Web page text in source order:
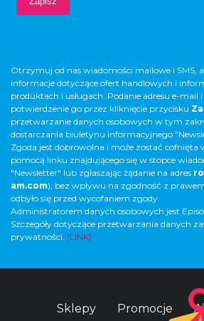
Otrzymuj od nas wiadomości mailowe i SMS,
informacje dotyczące ofert handlowych i
produktach i usługach. Podanie adresu e-mail
potwierdzenie go przez kliknięcie przycisku
przetwarzanie danych osobowych w tym
dostarczania biuletynu informacyjnego
Zgoda jest dobrowolna i może zostać cofnięta
pomocą linku znajdującego się w stopce
"Newsletter" lub zgłaszając żądanie na adres
am.com), bez wpływu na zgodność z
odbyło się przed wycofaniem zgody.
Administratorem danych osobowych jest Episo
Szczegóły dotyczące przetwarzania danych
prywatności. (LINK)
Sklepy Promocje